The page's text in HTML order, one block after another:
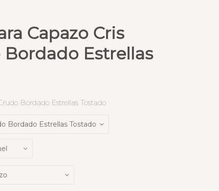
Capazo Cris
Estrellas
Bordado Estrellas Tostado